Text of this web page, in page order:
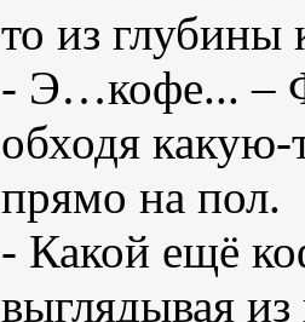
то из глубины
- Э…кофе... –
обходя какую-
прямо на пол.
- Какой ещё
выглядывая